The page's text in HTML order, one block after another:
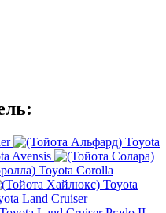
Toyota
Avensis
Toyota Corolla
Toyota
Land Cruiser